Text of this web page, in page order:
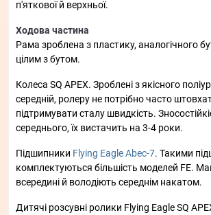
п'яткової й верхньої.
Ходова частина
Рама зроблена з пластику, аналогічного
цілим з бутом.
Колеса SQ APEX. Зроблені з якісного
середній, ролеру не потрібно часто
підтримувати сталу швидкість.
середнього, їх вистачить на 3-4 роки.
Підшипники Flying Eagle Abec-7. Такими
комплектуються більшість моделей FE.
всередині й володіють середнім накатом.
Дитячі розсувні ролики Flying Eagle SQ